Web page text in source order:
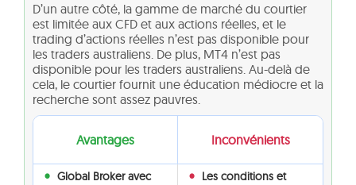
D’un autre côté, la gamme de marché du courtier
est limitée aux CFD et aux actions réelles, et le
trading d’actions réelles n’est pas disponible pour
les traders australiens. De plus, MT4 n’est pas
disponible pour les traders australiens. Au-delà de
cela, le courtier fournit une éducation médiocre et la
recherche sont assez pauvres.
Avantages Inconvénients
Global Broker avec
Les conditions et